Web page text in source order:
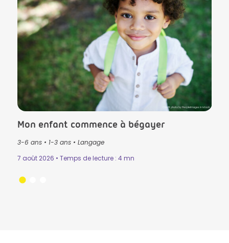
Crédit photo by PeopleImages in Istock
Mon enfant commence à bégayer
3-6 ans• 1-3 ans• Langage
7 août 2026 • Temps de lecture : 4 mn